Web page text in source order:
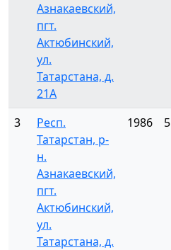
Азнакаевский,
пгт.
Актюбинский,
ул.
Татарстана, д.
21А
3
Респ.
Татарстан, р-
н.
Азнакаевский,
пгт.
Актюбинский,
ул.
Татарстана, д.
1986 5